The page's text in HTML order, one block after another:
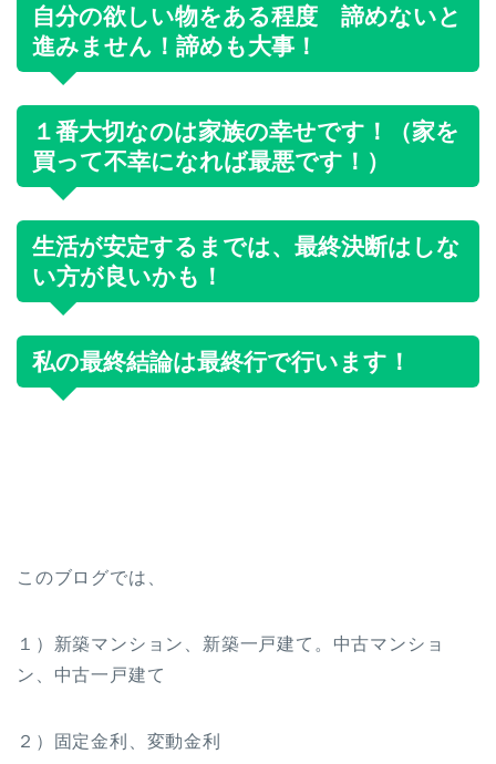
自分の欲しい物をある程度 諦めないと
進みません！諦めも大事！
１番大切なのは家族の幸せです！（家を
買って不幸になれば最悪です！）
生活が安定するまでは、最終決断はしな
い方が良いかも！
私の最終結論は最終行で行います！
このブログでは、
１）新築マンション、新築一戸建て。中古マンショ
ン、中古一戸建て
２）固定金利、変動金利